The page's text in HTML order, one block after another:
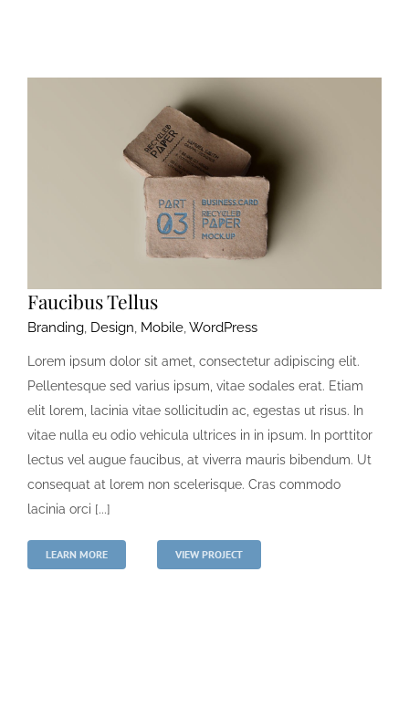
Faucibus Tellus
Branding, Design, Mobile,WordPress
Lorem ipsum dolor sit amet, consectetur adipiscing elit.
Pellentesque sed varius ipsum, vitae sodales erat. Etiam
elit lorem, lacinia vitae sollicitudin ac, egestas ut risus. In
vitae nulla eu odio vehicula ultrices in in ipsum. In porttitor
lectus vel augue faucibus, at viverra mauris bibendum. Ut
consequat at lorem non scelerisque. Cras commodo
lacinia orci [...]
LEARN MORE VIEW PROJECT